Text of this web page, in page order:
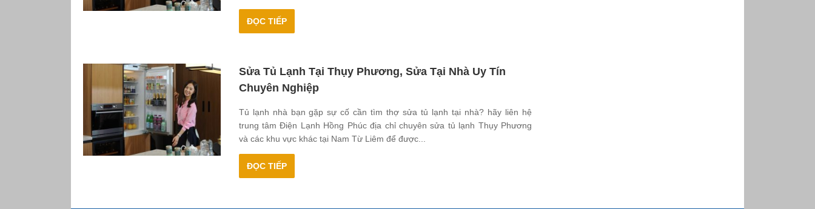
ĐỌC TIẾP
Sửa Tủ Lạnh Tại Thụy Phương, Sửa Tại Nhà Uy Tín
Chuyên Nghiệp
Tủ lạnh nhà bạn gặp sự cố cần tìm thợ sửa tủ lạnh tại nhà? hãy liên hệ
trung tâm Điện Lạnh Hồng Phúc địa chỉ chuyên sửa tủ lạnh Thụy Phương
và các khu vực khác tại Nam Từ Liêm để được...
ĐỌC TIẾP